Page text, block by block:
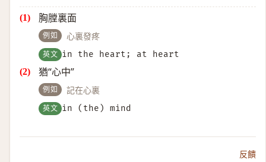
胸膛裏面
例如 心裏發疼
英文 in the heart; at heart
猶“心中”
例如 記在心裏
英文 in (the) mind
反饋